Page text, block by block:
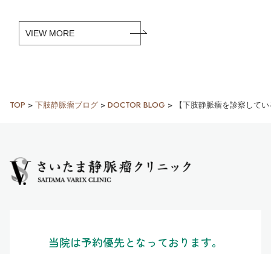
VIEW MORE
TOP > 下肢静脈瘤ブログ > DOCTOR BLOG > 【下肢静脈瘤を診察して
当院は予約優先となっております。